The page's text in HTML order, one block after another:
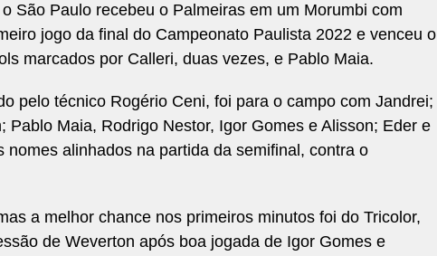
São Paulo recebeu o Palmeiras em um Morumbi com
jogo da final do Campeonato Paulista 2022 e venceu o
marcados por Calleri, duas vezes, e Pablo Maia.
pelo técnico Rogério Ceni, foi para o campo com Jandrei;
Pablo Maia, Rodrigo Nestor, Igor Gomes e Alisson; Eder e
nomes alinhados na partida da semifinal, contra o
a melhor chance nos primeiros minutos foi do Tricolor,
de Weverton após boa jogada de Igor Gomes e